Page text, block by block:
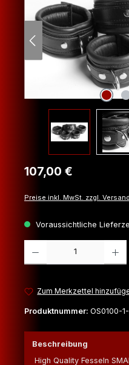
Regulärer Preis:
107,00 €
Preise inkl. MwSt. zzgl.
Voraussichtliche
Zum Merkzettel
Produktnummer: OS0100-
Beschreibung
High Quality Fesseln